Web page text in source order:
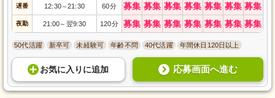
遅番 12:30～21:30 60分 募集 募集 募集 募集 募集 募集 募集
夜勤 21:00～ 翌9:30 120分 募集 募集 募集 募集 募集 募集 募集
50代活躍 新卒可 未経験可 年齢不問 40代活躍 年間休日120日以上
お気に入り に追加 応募画面へ進む